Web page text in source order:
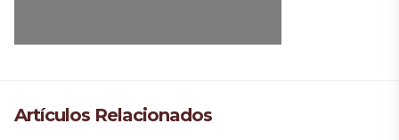
Artículos Relacionados